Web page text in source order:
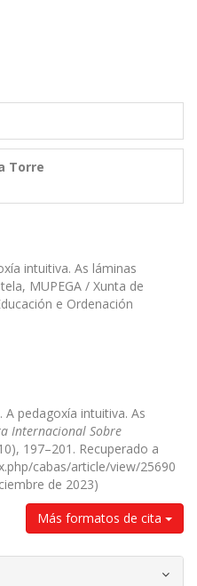
Torre
intuitiva. As láminas
MUPEGA / Xunta de
e Ordenación
A pedagoxía intuitiva. As
Internacional Sobre
197–201. Recuperado a
cabas/article/view/25690
de 2023)
Más formatos de cita